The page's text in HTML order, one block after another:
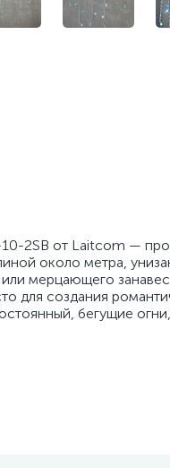
2SB от Laitcom —
около метра,
мерцающего
для создания
бегущие